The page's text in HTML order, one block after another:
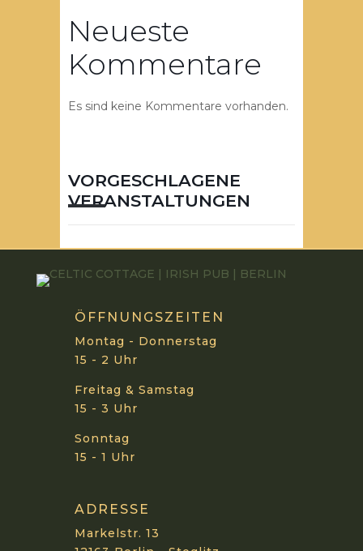
Neueste
Kommentare
Es sind keine Kommentare vorhanden.
VORGESCHLAGENE
VERANSTALTUNGEN
ÖFFNUNGSZEITEN
Montag - Donnerstag
15 - 2 Uhr
Freitag & Samstag
15 - 3 Uhr
Sonntag
15 - 1 Uhr
ADRESSE
Markelstr. 13